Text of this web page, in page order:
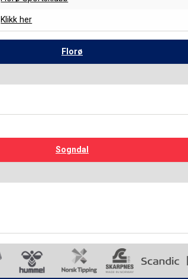
Klikk her
Florø
Sogndal